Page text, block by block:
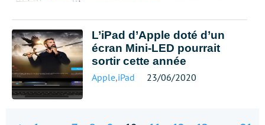
L’iPad d’Apple doté d’un
écran Mini-LED pourrait
sortir cette année
Apple,iPad 23/06/2020